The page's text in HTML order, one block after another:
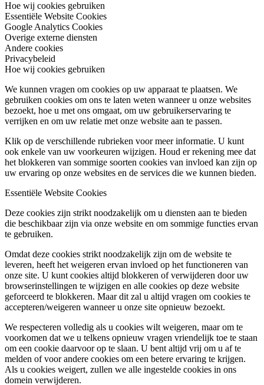
Hoe wij cookies gebruiken
Essentiële Website Cookies
Google Analytics Cookies
Overige externe diensten
Andere cookies
Privacybeleid
Hoe wij cookies gebruiken
We kunnen vragen om cookies op uw apparaat te plaatsen. We
gebruiken cookies om ons te laten weten wanneer u onze websites
bezoekt, hoe u met ons omgaat, om uw gebruikerservaring te
verrijken en om uw relatie met onze website aan te passen.
Klik op de verschillende rubrieken voor meer informatie. U kunt
ook enkele van uw voorkeuren wijzigen. Houd er rekening mee dat
het blokkeren van sommige soorten cookies van invloed kan zijn op
uw ervaring op onze websites en de services die we kunnen bieden.
Essentiële Website Cookies
Deze cookies zijn strikt noodzakelijk om u diensten aan te bieden
die beschikbaar zijn via onze website en om sommige functies ervan
te gebruiken.
Omdat deze cookies strikt noodzakelijk zijn om de website te
leveren, heeft het weigeren ervan invloed op het functioneren van
onze site. U kunt cookies altijd blokkeren of verwijderen door uw
browserinstellingen te wijzigen en alle cookies op deze website
geforceerd te blokkeren. Maar dit zal u altijd vragen om cookies te
accepteren/weigeren wanneer u onze site opnieuw bezoekt.
We respecteren volledig als u cookies wilt weigeren, maar om te
voorkomen dat we u telkens opnieuw vragen vriendelijk toe te staan
om een cookie daarvoor op te slaan. U bent altijd vrij om u af te
melden of voor andere cookies om een betere ervaring te krijgen.
Als u cookies weigert, zullen we alle ingestelde cookies in ons
domein verwijderen.